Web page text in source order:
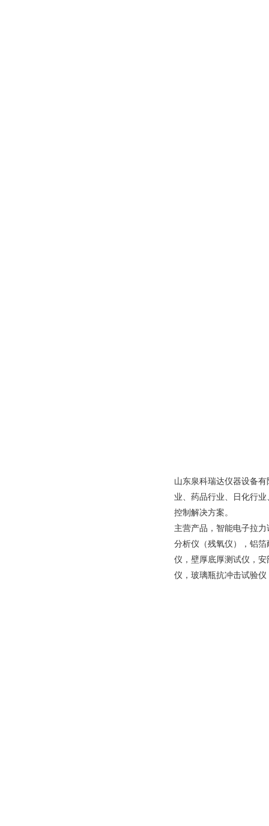
山东泉科瑞达仪器设备
业、药品行业、日化行
控制解决方案。
主营产品，智能电子拉
分析仪（残氧仪），铝
仪，壁厚底厚测试仪，
仪，玻璃瓶抗冲击试验